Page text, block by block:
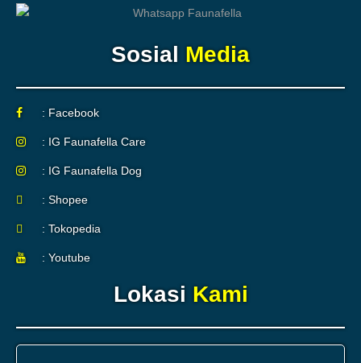
Sosial Media
: Facebook
: IG Faunafella Care
: IG Faunafella Dog
: Shopee
: Tokopedia
: Youtube
Lokasi Kami